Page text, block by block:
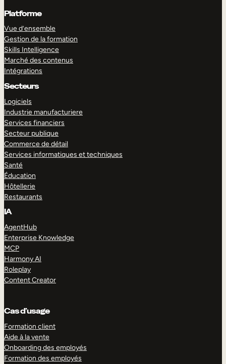
Platforme
Vue d’ensemble
Gestion de la formation
Skills Intelligence
Marché des contenus
Intégrations
Secteurs
Logiciels
Industrie manufacturiere
Services financiers
Secteur publique
Commerce de détail
Services informatiques et techniques
Santé
Éducation
Hôtellerie
Restaurants
IA
AgentHub
Enterprise Knowledge
MCP
Harmony AI
Roleplay
Content Creator
Cas d’usage
Formation client
Aide à la vente
Onboarding des employés
Formation des employés